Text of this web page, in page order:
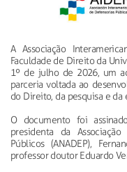
A Associação
Faculdade de Direito da
1º de julho de 2026, um
parceria voltada ao
do Direito, da pesquisa e da
O documento foi
presidenta da
Públicos (ANADEP),
professor doutor Eduardo